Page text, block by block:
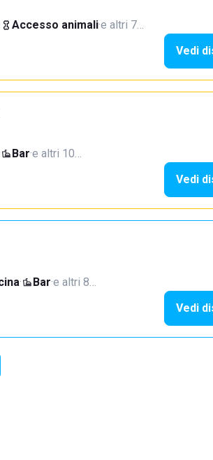
Accesso animali·e altri 7…
Vedi
Bar·e altri 10…
Vedi
· Bar·e altri 8…
Vedi